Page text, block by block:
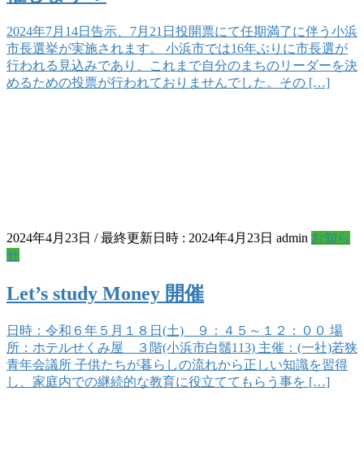
2024年7月14日告示、7月21日投開票にて任期満了に伴う小浜
市長選挙が実施されます。 小浜市では16年ぶりに市長選が
行われる見込みであり、これまで自分のまちのリーダーを決
めるための投票が行われておりませんでした。その […]
2024年4月23日 / 最終更新日時 : 2024年4月23日 admin お知ら
せ
Let’s study Money 開催
日時：令和６年５月１８日(土) ９：４５～１２：００ 場
所：ホテルせくみ屋 ３階(小浜市白鬚113) 主催：(一社)若狭
青年会議所 子供たちが暮らしの流れから正しい知識を習得
し、家庭内での継続的な教育に役立ててもらう事を […]